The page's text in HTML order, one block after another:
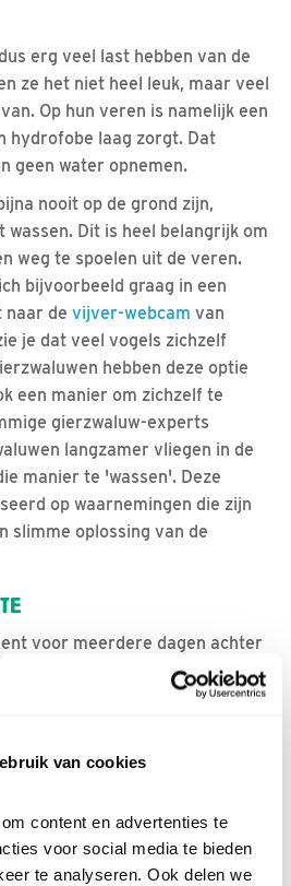
van cookies
content en advertenties te
voor social media te bieden
te analyseren. Ook delen we
erg veel last hebben van de
ze het niet heel leuk, maar veel
Op hun veren is namelijk een
hydrofobe laag zorgt. Dat
geen water opnemen.
nooit op de grond zijn,
wassen. Dit is heel belangrijk om
weg te spoelen uit de veren.
bijvoorbeeld graag in een
naar de vijver-webcam van
je dat veel vogels zichzelf
hebben deze optie
een manier om zichzelf te
gierzwaluw-experts
langzamer vliegen in de
manier te 'wassen'. Deze
op waarnemingen die zijn
slimme oplossing van de
voor meerdere dagen achter
minder voedsel
weer. Gierzwaluwen hebben
van gierzwaluwen kunnen
nodig hebben. Ze worden dan
minder energie vereist, en